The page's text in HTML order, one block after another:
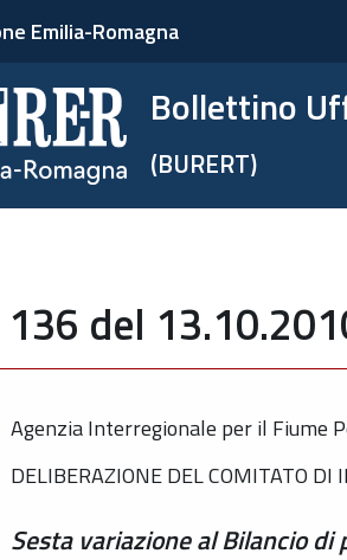
Emilia-Romagna
Bollettino
(BURERT)
136 del
Agenzia Interregionale per il Fiume
DELIBERAZIONE DEL COMITATO
Sesta variazione al Bilancio di